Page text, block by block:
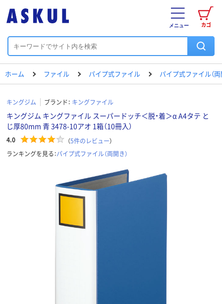
カゴ
メニュー
ホーム ファイル パイプ式ファイル パイプ式ファイル（両
キングジム ブランド： キングファイル
キングジム キングファイル スーパードッチ＜脱・着＞α A4タテ と
じ厚80mm 青 3478-10アオ 1箱（10冊入）
4.0 （5件のレビュー）
ランキングを見る：パイプ式ファイル（両開き）